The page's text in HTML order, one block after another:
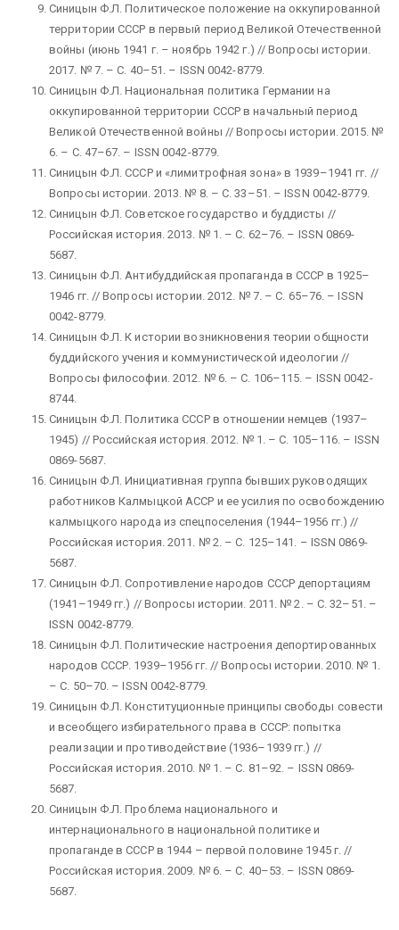
Синицын Ф.Л. Политическое положение на оккупированной
территории СССР в первый период Великой Отечественной
войны (июнь 1941 г. – ноябрь 1942 г.) // Вопросы истории.
2017. № 7. – С. 40–51. – ISSN 0042-8779.
Синицын Ф.Л. Национальная политика Германии на
оккупированной территории СССР в начальный период
Великой Отечественной войны // Вопросы истории. 2015. №
6. – С. 47–67. – ISSN 0042-8779.
Синицын Ф.Л. СССР и «лимитрофная зона» в 1939–1941 гг. //
Вопросы истории. 2013. № 8. – С. 33–51. – ISSN 0042-8779.
Синицын Ф.Л. Советское государство и буддисты //
Российская история. 2013. № 1. – С. 62–76. – ISSN 0869-
5687.
Синицын Ф.Л. Антибуддийская пропаганда в СССР в 1925–
1946 гг. // Вопросы истории. 2012. № 7. – С. 65–76. – ISSN
0042-8779.
Синицын Ф.Л. К истории возникновения теории общности
буддийского учения и коммунистической идеологии //
Вопросы философии. 2012. № 6. – С. 106–115. – ISSN 0042-
8744.
Синицын Ф.Л. Политика СССР в отношении немцев (1937–
1945) // Российская история. 2012. № 1. – С. 105–116. – ISSN
0869-5687.
Синицын Ф.Л. Инициативная группа бывших руководящих
работников Калмыцкой АССР и ее усилия по освобождению
калмыцкого народа из спецпоселения (1944–1956 гг.) //
Российская история. 2011. № 2. – С. 125–141. – ISSN 0869-
5687.
Синицын Ф.Л. Сопротивление народов СССР депортациям
(1941–1949 гг.) // Вопросы истории. 2011. № 2. – С. 32–51. –
ISSN 0042-8779.
Синицын Ф.Л. Политические настроения депортированных
народов СССР. 1939–1956 гг. // Вопросы истории. 2010. № 1.
– С. 50–70. – ISSN 0042-8779.
Синицын Ф.Л. Конституционные принципы свободы совести
и всеобщего избирательного права в СССР: попытка
реализации и противодействие (1936–1939 гг.) //
Российская история. 2010. № 1. – С. 81–92. – ISSN 0869-
5687.
Синицын Ф.Л. Проблема национального и
интернационального в национальной политике и
пропаганде в СССР в 1944 – первой половине 1945 г. //
Российская история. 2009. № 6. – С. 40–53. – ISSN 0869-
5687.